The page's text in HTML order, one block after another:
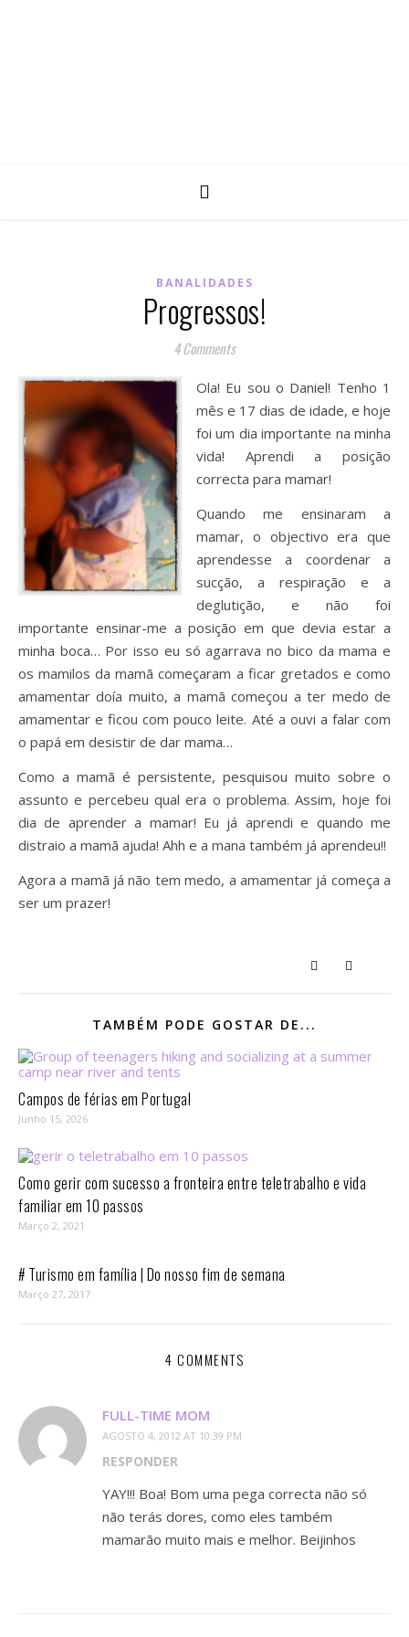
BANALIDADES
Progressos!
4 Comments
Ola! Eu sou o Daniel! Tenho 1
mês e 17 dias de idade, e hoje
foi um dia importante na minha
vida! Aprendi a posição
correcta para mamar!
Quando me ensinaram a
mamar, o objectivo era que
aprendesse a coordenar a
sucção, a respiração e a
deglutição, e não foi
importante ensinar-me a posição em que devia estar a
minha boca… Por isso eu só agarrava no bico da mama e
os mamilos da mamã começaram a ficar gretados e como
amamentar doía muito, a mamã começou a ter medo de
amamentar e ficou com pouco leite. Até a ouvi a falar com
o papá em desistir de dar mama…
Como a mamã é persistente, pesquisou muito sobre o
assunto e percebeu qual era o problema. Assim, hoje foi
dia de aprender a mamar! Eu já aprendi e quando me
distraio a mamã ajuda! Ahh e a mana também já aprendeu!!
Agora a mamã já não tem medo, a amamentar já começa a
ser um prazer!
TAMBÉM PODE GOSTAR DE...
Campos de férias em Portugal
Junho 15, 2026
Como gerir com sucesso a fronteira entre teletrabalho e vida
familiar em 10 passos⁣
Março 2, 2021
# Turismo em família | Do nosso fim de semana
Março 27, 2017
4 COMMENTS
FULL-TIME MOM
AGOSTO 4, 2012 AT 10:39 PM
RESPONDER
YAY!!! Boa! Bom uma pega correcta não só
não terás dores, como eles também
mamarão muito mais e melhor. Beijinhos